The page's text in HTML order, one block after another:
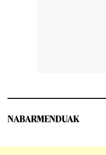
NABARMENDUAK